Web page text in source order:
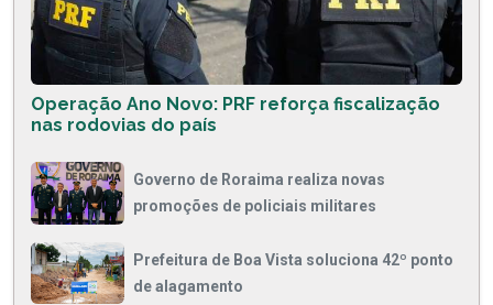
Operação Ano Novo: PRF reforça fiscalização
nas rodovias do país
Governo de Roraima realiza novas
promoções de policiais militares
Prefeitura de Boa Vista soluciona 42º ponto
de alagamento